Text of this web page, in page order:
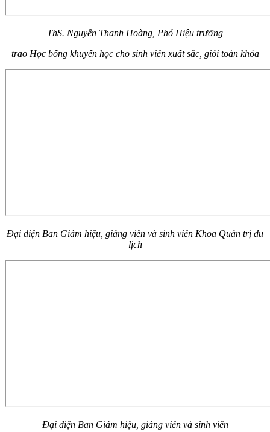
ThS. Nguyễn Thanh Hoàng, Phó Hiệu trưởng
trao Học bổng khuyến họccho sinh viên xuất sắc, giỏi toàn khóa
Đại diện Ban Giám hiệu, giảng viên và sinh viên Khoa Quản trị du
lịch
Đại diện Ban Giám hiệu, giảng viên và sinh viên